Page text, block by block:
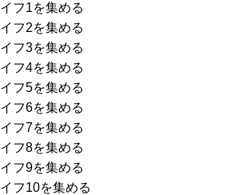
フ1を集める
フ2を集める
フ3を集める
フ4を集める
フ5を集める
フ6を集める
フ7を集める
フ8を集める
フ9を集める
フ10を集める